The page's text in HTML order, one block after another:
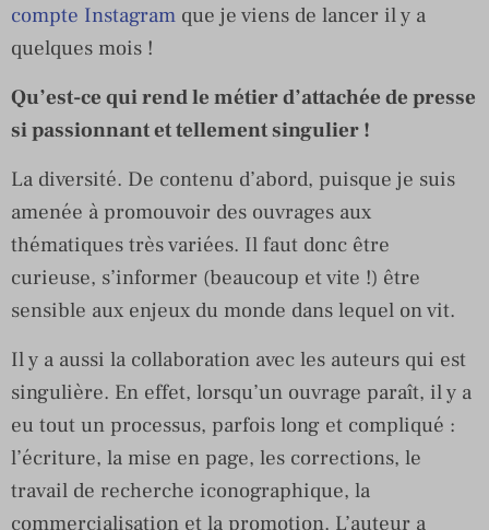
compte Instagram que je viens de lancer il y a
quelques mois !
Qu’est-ce qui rend le métier d’attachée de presse
si passionnant et tellement singulier !
La diversité. De contenu d’abord, puisque je suis
amenée à promouvoir des ouvrages aux
thématiques très variées. Il faut donc être
curieuse, s’informer (beaucoup et vite !) être
sensible aux enjeux du monde dans lequel on vit.
Il y a aussi la collaboration avec les auteurs qui est
singulière. En effet, lorsqu’un ouvrage paraît, il y a
eu tout un processus, parfois long et compliqué :
l’écriture, la mise en page, les corrections, le
travail de recherche iconographique, la
commercialisation et la promotion. L’auteur a